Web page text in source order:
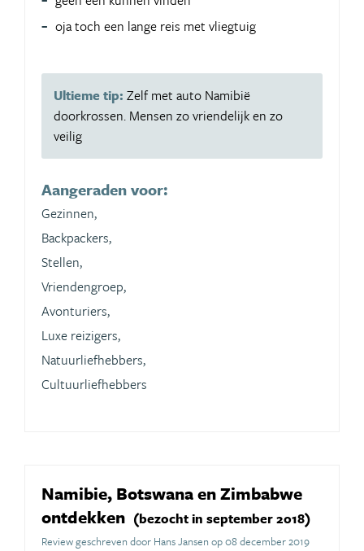
oja toch een lange reis met vliegtuig
Ultieme tip: Zelf met auto Namibië
doorkrossen. Mensen zo vriendelijk en zo
veilig
Aangeraden voor:
Gezinnen,
Backpackers,
Stellen,
Vriendengroep,
Avonturiers,
Luxe reizigers,
Natuurliefhebbers,
Cultuurliefhebbers
Namibie, Botswana en Zimbabwe
ontdekken (bezocht in september 2018)
Review geschreven door Hans Jansen op 08 december 2019